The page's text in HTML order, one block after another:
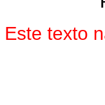
Este texto